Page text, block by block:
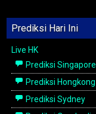
Prediksi Hari Ini
Live HK
Prediksi Singapore
Prediksi Hongkong
Prediksi Sydney